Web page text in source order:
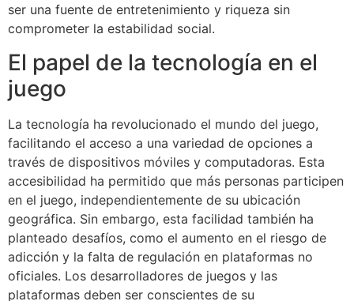
ser una fuente de entretenimiento y riqueza sin
comprometer la estabilidad social.
El papel de la tecnología en el
juego
La tecnología ha revolucionado el mundo del juego,
facilitando el acceso a una variedad de opciones a
través de dispositivos móviles y computadoras. Esta
accesibilidad ha permitido que más personas participen
en el juego, independientemente de su ubicación
geográfica. Sin embargo, esta facilidad también ha
planteado desafíos, como el aumento en el riesgo de
adicción y la falta de regulación en plataformas no
oficiales. Los desarrolladores de juegos y las
plataformas deben ser conscientes de su